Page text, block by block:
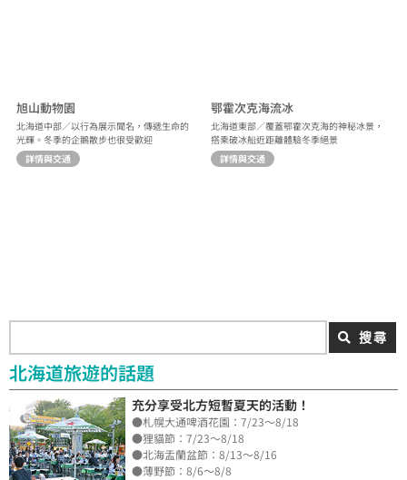
旭山動物園
北海道中部／以行為展示聞名，傳遞生命的
光輝。冬季的企鵝散步也很受歡迎
詳情與交通
鄂霍次克海流冰
北海道東部／覆蓋鄂霍次克海的神秘冰景，
搭乘破冰船近距離體驗冬季絕景
詳情與交通
搜尋
北海道旅遊的話題
充分享受北方短暫夏天的活動！
●札幌大通啤酒花園：7/23～8/18
●狸貓節：7/23～8/18
●北海盂蘭盆節：8/13～8/16
●薄野節：8/6～8/8